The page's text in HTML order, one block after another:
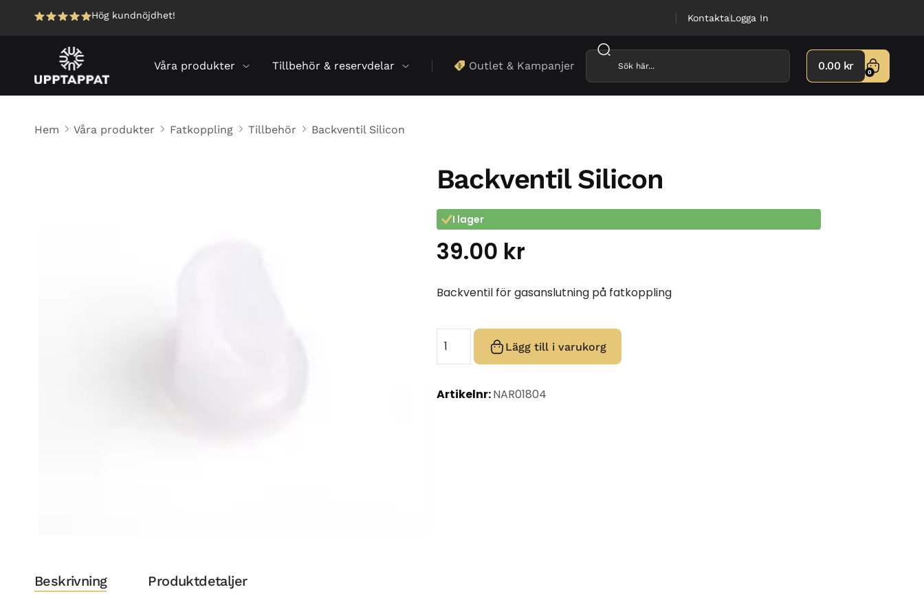
Hög kundnöjdhet! KontaktaLogga In
Våra produkter Tillbehör & reservdelar Outlet & Kampanjer 0.00 kr 0
Hem Våra produkter Fatkoppling Tillbehör Backventil Silicon
Backventil Silicon
I lager
39.00 kr
Backventil för gasanslutning på fatkoppling
Lägg till i varukorg
Artikelnr:NAR01804
Beskrivning Produktdetaljer